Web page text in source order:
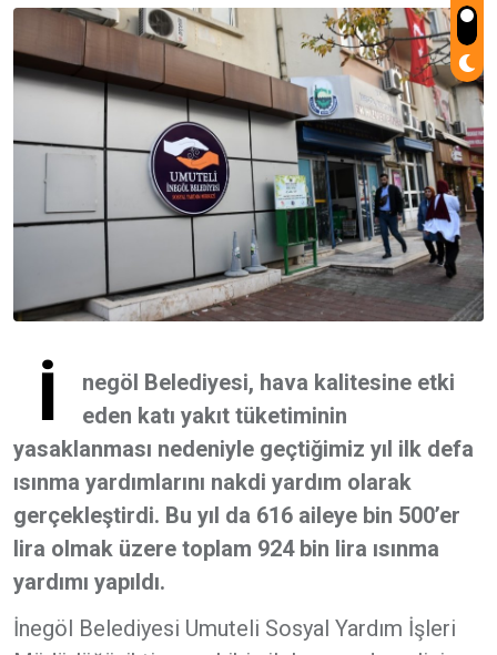
İ
negöl Belediyesi, hava kalitesine etki
eden katı yakıt tüketiminin
yasaklanması nedeniyle geçtiğimiz yıl ilk defa
ısınma yardımlarını nakdi yardım olarak
gerçekleştirdi. Bu yıl da 616 aileye bin 500’er
lira olmak üzere toplam 924 bin lira ısınma
yardımı yapıldı.
İnegöl Belediyesi Umuteli Sosyal Yardım İşleri